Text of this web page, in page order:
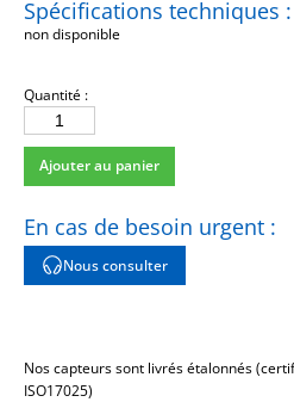
Spécifications techniques :
non disponible
Quantité :
quantité
de
EXA035
Ajouter au panier
En cas de besoin urgent :
Nous consulter
Nos capteurs sont livrés étalonnés
ISO17025)